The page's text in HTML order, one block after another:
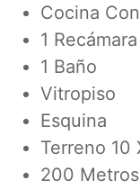
Cocina
1 Recámara
1 Baño
Vitropiso
Esquina
Terreno 10
200